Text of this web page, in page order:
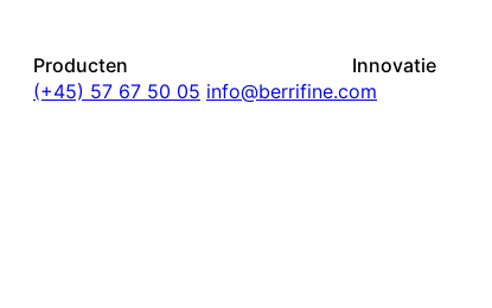
Producten Innovatie
(+45) 57 67 50 05 info@berrifine.com